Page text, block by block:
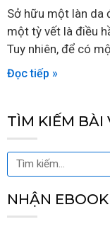
Sở hữu một làn da
một tỳ vết là điều
Tuy nhiên, để có
Đọc tiếp »
TÌM KIẾM BÀI
Tìm
kiếm
NHẬN